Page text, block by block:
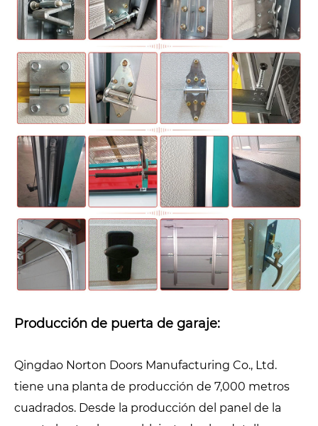
Producción de puerta de garaje:
Qingdao Norton Doors Manufacturing Co., Ltd.
tiene una planta de producción de 7,000 metros
cuadrados. Desde la producción del panel de la